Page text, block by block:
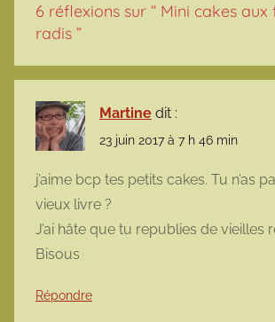
6 réflexions sur “ Mini cakes aux
radis ”
Martine dit :
23 juin 2017 à 7 h 46 min
j’aime bcp tes petits cakes. Tu n’as
vieux livre ?
J’ai hâte que tu republies de vieilles
Bisous
Répondre